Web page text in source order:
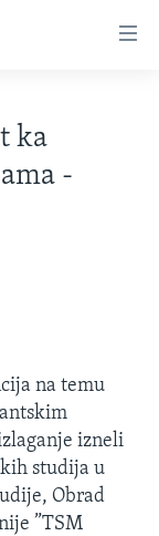
ka
-
na temu
izneli
studija u
Obrad
”TSM